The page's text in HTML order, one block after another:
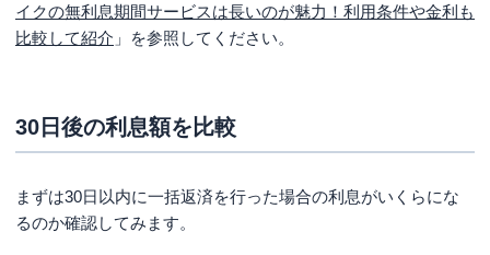
イクの無利息期間サービスは長いのが魅力！利用条件や金利も
比較して紹介 」を参照してください。
30日後の利息額を比較
まずは30日以内に一括返済を行った場合の利息がいくらにな
るのか確認してみます。